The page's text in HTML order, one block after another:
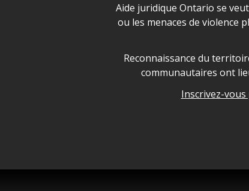
Déclaration sur la
Aide juridique Ontario se
ou les menaces de violence
Legal Aid Ontario land
Reconnaissance du
communautaires ont
Inscrivez-